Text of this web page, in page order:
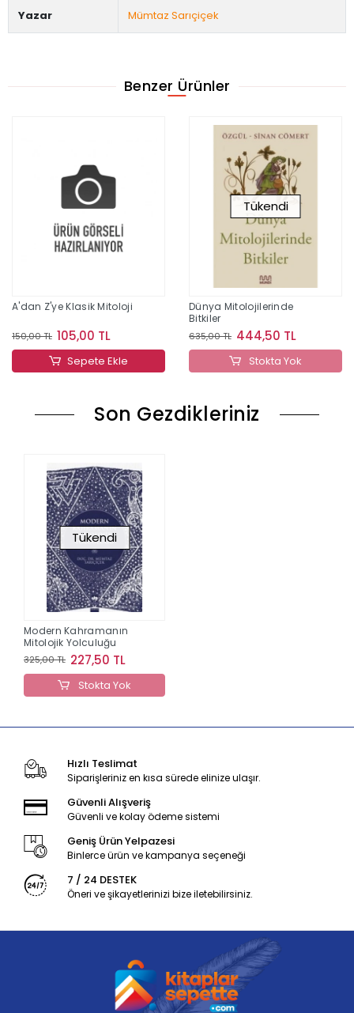
Yazar Mümtaz Sarıçiçek
Benzer Ürünler
A'dan Z'ye Klasik Mitoloji
150,00 TL 105,00 TL
Sepete Ekle
Tükendi
Dünya Mitolojilerinde
Bitkiler
635,00 TL 444,50 TL
Stokta Yok
Son Gezdikleriniz
Tükendi
Modern Kahramanın
Mitolojik Yolculuğu
325,00 TL 227,50 TL
Stokta Yok
Hızlı Teslimat
Siparişleriniz en kısa sürede elinize ulaşır.
Güvenli Alışveriş
Güvenli ve kolay ödeme sistemi
Geniş Ürün Yelpazesi
Binlerce ürün ve kampanya seçeneği
7 / 24 DESTEK
Öneri ve şikayetlerinizi bize iletebilirsiniz.